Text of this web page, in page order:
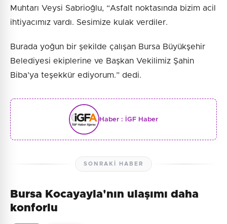
Muhtarı Veysi Sabrioğlu, “Asfalt noktasında bizim acil
ihtiyacımız vardı. Sesimize kulak verdiler.
Burada yoğun bir şekilde çalışan Bursa Büyükşehir
Belediyesi ekiplerine ve Başkan Vekilimiz Şahin
Biba’ya teşekkür ediyorum.” dedi.
Haber : İGF Haber
SONRAKI HABER
Bursa Kocayayla'nın ulaşımı daha
konforlu